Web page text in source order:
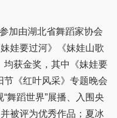
由湖北省舞蹈家协会
娃要过河》《妹娃山歌
均获金奖，其中《妹娃要
《红叶风采》专题晚会
舞蹈世界”展播、入围央
被评为优秀作品；夏冰